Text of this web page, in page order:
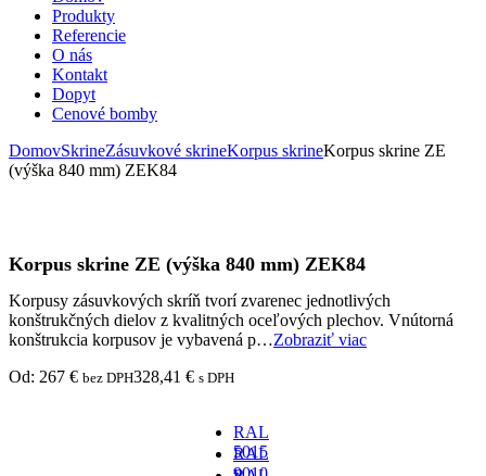
Produkty
Referencie
O nás
Kontakt
Dopyt
Cenové bomby
DomovSkrineZásuvkové skrineKorpus skrineKorpus skrine ZE
(výška 840 mm) ZEK84
Korpus skrine ZE (výška 840 mm) ZEK84
Korpusy zásuvkových skríň tvorí zvarenec jednotlivých
konštrukčných dielov z kvalitných oceľových plechov. Vnútorná
konštrukcia korpusov je vybavená p…Zobraziť viac
Od: 267 € bez DPH328,41 € s DPH
RAL
5015
-
RAL